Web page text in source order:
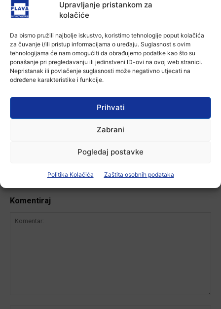
Upravljanje pristankom za
kolačiće
Da bismo pružili najbolje iskustvo, koristimo tehnologije poput kolačića
za čuvanje i/ili pristup informacijama o uređaju. Suglasnost s ovim
tehnologijama će nam omogućiti da obrađujemo podatke kao što su
ponašanje pri pregledavanju ili jedinstveni ID-ovi na ovoj web stranici.
Nepristanak ili povlačenje suglasnosti može negativno utjecati na
određene karakteristike i funkcije.
Prihvati
Zabrani
Pogledaj postavke
Politika Kolačića Zaštita osobnih podataka
Aktualno
kanalizacije najavljuju smanjenje
tlaka u vodovodnoj mreži
6 kolovoza, 2026
Aktualno
Poziv na racionalno korištenje vode
Komentiraj